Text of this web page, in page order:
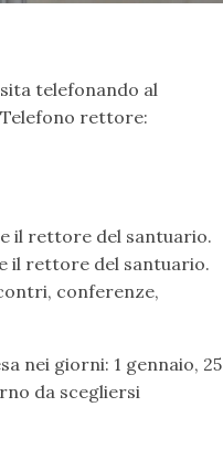
telefonando al
rettore:
il rettore del santuario.
il rettore del santuario.
conferenze,
nei giorni: 1 gennaio, 25
da scegliersi